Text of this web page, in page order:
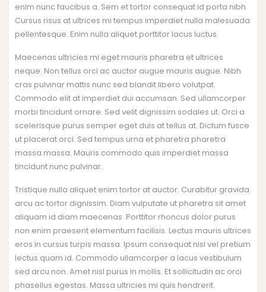
enim nunc faucibus a. Sem et tortor consequat id porta nibh.
Cursus risus at ultrices mi tempus imperdiet nulla malesuada
pellentesque. Enim nulla aliquet porttitor lacus luctus.
Maecenas ultricies mi eget mauris pharetra et ultrices
neque. Non tellus orci ac auctor augue mauris augue. Nibh
cras pulvinar mattis nunc sed blandit libero volutpat.
Commodo elit at imperdiet dui accumsan. Sed ullamcorper
morbi tincidunt ornare. Sed velit dignissim sodales ut. Orci a
scelerisque purus semper eget duis at tellus at. Dictum fusce
ut placerat orci. Sed tempus urna et pharetra pharetra
massa massa. Mauris commodo quis imperdiet massa
tincidunt nunc pulvinar.
Tristique nulla aliquet enim tortor at auctor. Curabitur gravida
arcu ac tortor dignissim. Diam vulputate ut pharetra sit amet
aliquam id diam maecenas. Porttitor rhoncus dolor purus
non enim praesent elementum facilisis. Lectus mauris ultrices
eros in cursus turpis massa. Ipsum consequat nisl vel pretium
lectus quam id. Commodo ullamcorper a lacus vestibulum
sed arcu non. Amet nisl purus in mollis. Et sollicitudin ac orci
phasellus egestas. Massa ultricies mi quis hendrerit.